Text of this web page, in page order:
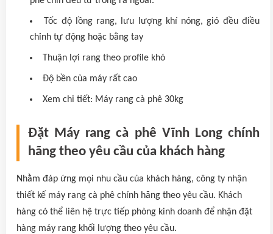
Tốc độ lồng rang, lưu lượng khí nóng, gió đều điều
chỉnh tự động hoặc bằng tay
Thuận lợi rang theo profile khó
Độ bền của máy rất cao
Xem chi tiết: Máy rang cà phê 30kg
Đặt Máy rang cà phê Vĩnh Long chính
hãng theo yêu cầu của khách hàng
Nhằm đáp ứng mọi nhu cầu của khách hàng, công ty nhận
thiết kế máy rang cà phê chính hãng theo yêu cầu. Khách
hàng có thể liên hệ trực tiếp phòng kinh doanh để nhận đặt
hàng máy rang khối lượng theo yêu cầu.